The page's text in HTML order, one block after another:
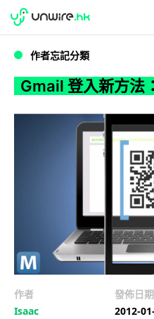
Gmail 登入新方
WWDC 2026
作者忘記分類
Gmail 登入新方法
作者
Isaac
發佈日期
2012-